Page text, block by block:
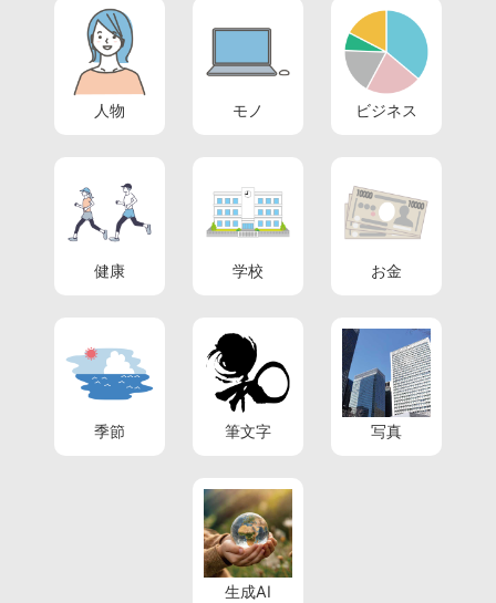
人物 モノ ビジネス
健康 学校 お金
季節 筆文字 写真
生成AI